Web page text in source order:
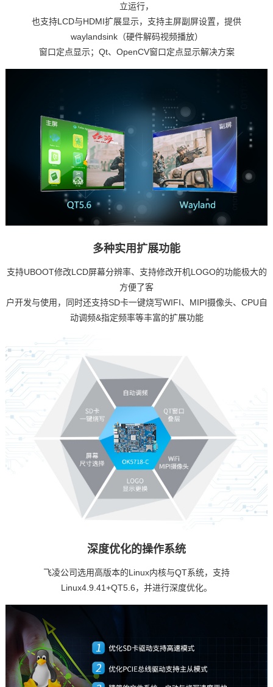
立运行，
也支持LCD与HDMI扩展显示，支持主屏副屏设置，提供
waylandsink（硬件解码视频播放）
窗口定点显示；Qt、OpenCV窗口定点显示解决方案
多种实用扩展功能
支持UBOOT修改LCD屏幕分辨率、支持修改开机LOGO的功能极大的
方便了客
户开发与使用，同时还支持SD卡一键烧写WIFI、MIPI摄像头、CPU自
动调频&指定频率等丰富的扩展功能
深度优化的操作系统
飞凌公司选用高版本的Linux内核与QT系统，支持
Linux4.9.41+QT5.6，并进行深度优化。